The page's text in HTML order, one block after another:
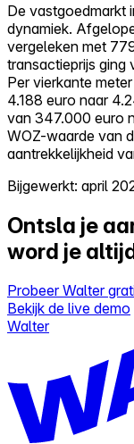
De vastgoedmarkt
dynamiek.
vergeleken met
transactieprijs
Per vierkante
4.188 euro naar
van 347.000 euro
WOZ-waarde van
aantrekkelijkheid
Bijgewerkt: april
Ontsla je
word je
Probeer Walter
Bekijk de live demo
Walter